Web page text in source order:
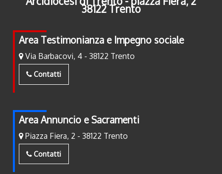
38122 Trento
Area Testimonianza e Impegno sociale
Via Barbacovi, 4 - 38122 Trento
Contatti
Area Annuncio e Sacramenti
Piazza Fiera, 2 - 38122 Trento
Contatti